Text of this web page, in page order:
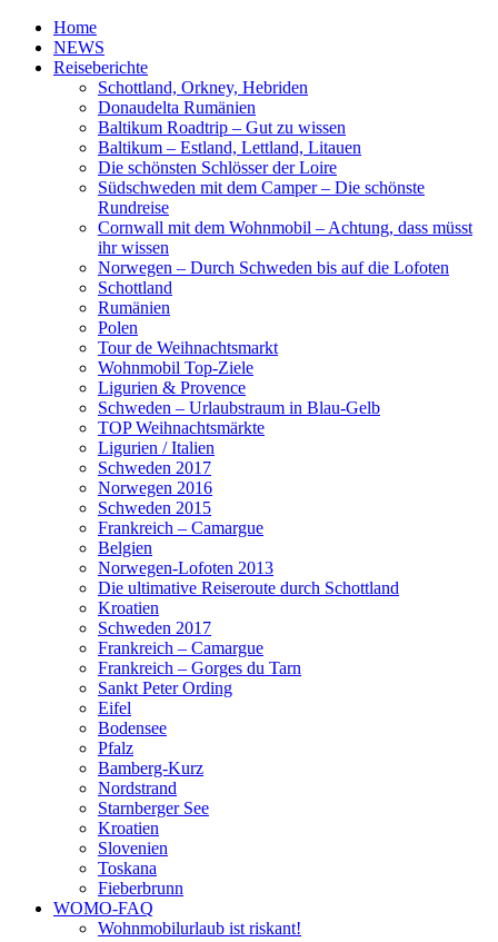
Home
NEWS
Reiseberichte
Schottland, Orkney, Hebriden
Donaudelta Rumänien
Baltikum Roadtrip – Gut zu wissen
Baltikum – Estland, Lettland, Litauen
Die schönsten Schlösser der Loire
Südschweden mit dem Camper – Die schönste
Rundreise
Cornwall mit dem Wohnmobil – Achtung, dass müsst
ihr wissen
Norwegen – Durch Schweden bis auf die Lofoten
Schottland
Rumänien
Polen
Tour de Weihnachtsmarkt
Wohnmobil Top-Ziele
Ligurien & Provence
Schweden – Urlaubstraum in Blau-Gelb
TOP Weihnachtsmärkte
Ligurien / Italien
Schweden 2017
Norwegen 2016
Schweden 2015
Frankreich – Camargue
Belgien
Norwegen-Lofoten 2013
Die ultimative Reiseroute durch Schottland
Kroatien
Schweden 2017
Frankreich – Camargue
Frankreich – Gorges du Tarn
Sankt Peter Ording
Eifel
Bodensee
Pfalz
Bamberg-Kurz
Nordstrand
Starnberger See
Kroatien
Slovenien
Toskana
Fieberbrunn
WOMO-FAQ
Wohnmobilurlaub ist riskant!